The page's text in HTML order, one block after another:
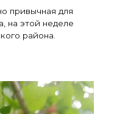
привычная для
на этой неделе
района.